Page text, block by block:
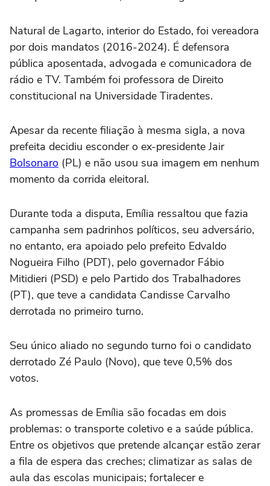
Natural de Lagarto, interior do Estado, foi vereadora
por dois mandatos (2016-2024). É defensora
pública aposentada, advogada e comunicadora de
rádio e TV. Também foi professora de Direito
constitucional na Universidade Tiradentes.
Apesar da recente filiação à mesma sigla, a nova
prefeita decidiu esconder o ex-presidente Jair
Bolsonaro (PL) e não usou sua imagem em nenhum
momento da corrida eleitoral.
Durante toda a disputa, Emília ressaltou que fazia
campanha sem padrinhos políticos, seu adversário,
no entanto, era apoiado pelo prefeito Edvaldo
Nogueira Filho (PDT), pelo governador Fábio
Mitidieri (PSD) e pelo Partido dos Trabalhadores
(PT), que teve a candidata Candisse Carvalho
derrotada no primeiro turno.
Seu único aliado no segundo turno foi o candidato
derrotado Zé Paulo (Novo), que teve 0,5% dos
votos.
As promessas de Emília são focadas em dois
problemas: o transporte coletivo e a saúde pública.
Entre os objetivos que pretende alcançar estão zerar
a fila de espera das creches; climatizar as salas de
aula das escolas municipais; fortalecer e